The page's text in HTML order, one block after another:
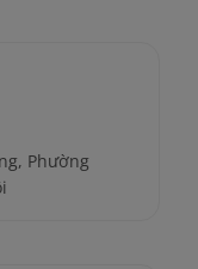
Phường